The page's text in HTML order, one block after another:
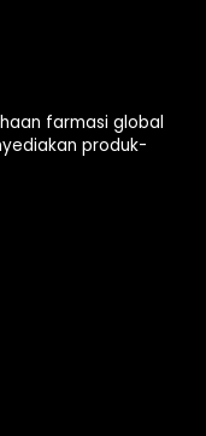
farmasi global
produk-